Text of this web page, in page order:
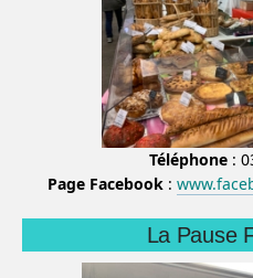
Téléphone:
Page Facebook:
La Pause